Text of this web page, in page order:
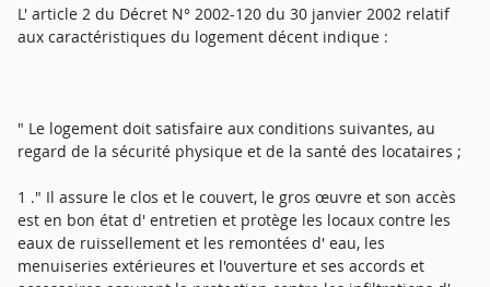
L' article 2 du Décret N° 2002-120 du 30 janvier 2002 relatif
aux caractéristiques du logement décent indique :
" Le logement doit satisfaire aux conditions suivantes, au
regard de la sécurité physique et de la santé des locataires ;
1 ." Il assure le clos et le couvert, le gros œuvre et son accès
est en bon état d' entretien et protège les locaux contre les
eaux de ruissellement et les remontées d' eau, les
menuiseries extérieures et l'ouverture et ses accords et